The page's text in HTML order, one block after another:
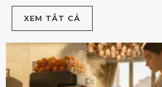
XEM TẮT CẢ